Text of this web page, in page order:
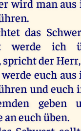
wird manaus
.
das
werde ich
sprichtderHerr,
werde euch aus
undeuch
geben
aneuchüben.